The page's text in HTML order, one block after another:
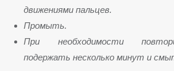
движениями пальцев.
Промыть.
При необходимости
подержать несколько минут и